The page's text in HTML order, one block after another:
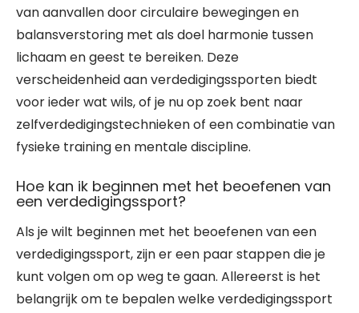
van aanvallen door circulaire bewegingen en
balansverstoring met als doel harmonie tussen
lichaam en geest te bereiken. Deze
verscheidenheid aan verdedigingssporten biedt
voor ieder wat wils, of je nu op zoek bent naar
zelfverdedigingstechnieken of een combinatie van
fysieke training en mentale discipline.
Hoe kan ik beginnen met het beoefenen van
een verdedigingssport?
Als je wilt beginnen met het beoefenen van een
verdedigingssport, zijn er een paar stappen die je
kunt volgen om op weg te gaan. Allereerst is het
belangrijk om te bepalen welke verdedigingssport